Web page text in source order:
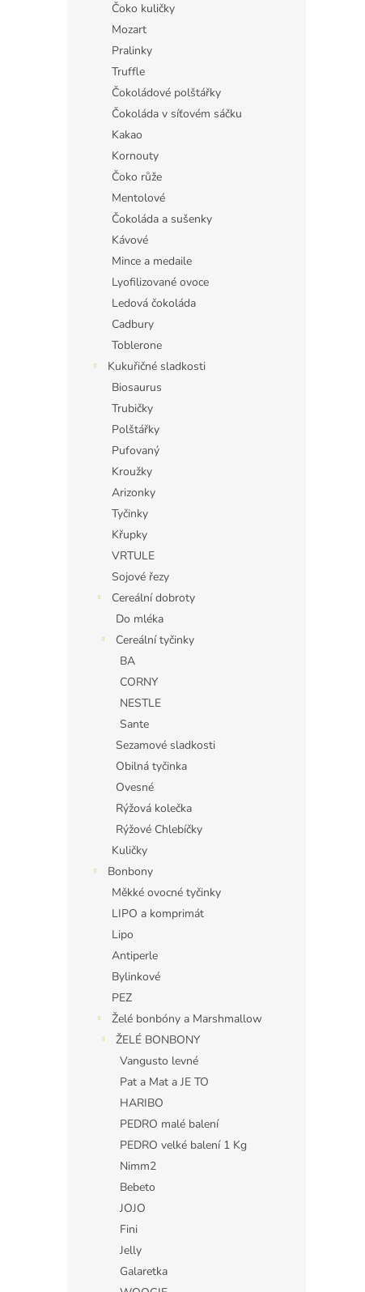
Čoko kuličky
Mozart
Pralinky
Truffle
Čokoládové polštářky
Čokoláda v síťovém sáčku
Kakao
Kornouty
Čoko růže
Mentolové
Čokoláda a sušenky
Kávové
Mince a medaile
Lyofilizované ovoce
Ledová čokoláda
Cadbury
Toblerone
Kukuřičné sladkosti
Biosaurus
Trubičky
Polštářky
Pufovaný
Kroužky
Arizonky
Tyčinky
Křupky
VRTULE
Sojové řezy
Cereální dobroty
Do mléka
Cereální tyčinky
BA
CORNY
NESTLE
Sante
Sezamové sladkosti
Obilná tyčinka
Ovesné
Rýžová kolečka
Rýžové Chlebíčky
Kuličky
Bonbony
Měkké ovocné tyčinky
LIPO a komprimát
Lipo
Antiperle
Bylinkové
PEZ
Želé bonbóny a Marshmallow
ŽELÉ BONBONY
Vangusto levné
Pat a Mat a JE TO
HARIBO
PEDRO malé balení
PEDRO velké balení 1 Kg
Nimm2
Bebeto
JOJO
Fini
Jelly
Galaretka